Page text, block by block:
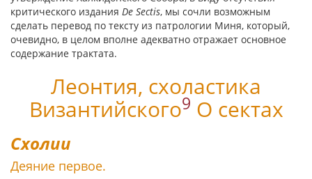
критического издания De Sectis, мы сочли возможным
сделать перевод по тексту из патрологии Миня, который,
очевидно, в целом вполне адекватно отражает основное
содержание трактата.
Леонтия, схоластика
Византийского9 О сектах
Схолии
Деяние первое.